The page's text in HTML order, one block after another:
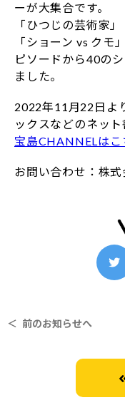
ーが大集合です。
「ひつじの芸術家
「ショーン vs クモ
ピソードから40の
ました。
2022年11月22日よ
ックスなどのネット
宝島CHANNELはこ
お問い合わせ：株
＜ 前のお知らせへ